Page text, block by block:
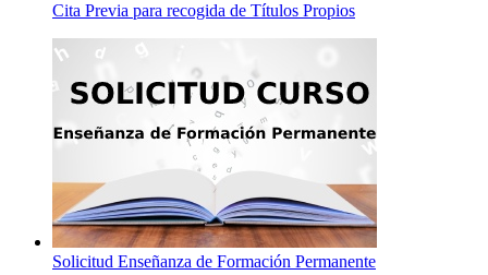
Cita Previa para recogida de Títulos Propios
Solicitud Enseñanza de Formación Permanente